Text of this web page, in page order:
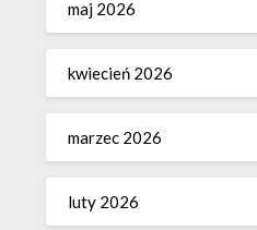
maj 2026
kwiecień 2026
marzec 2026
luty 2026